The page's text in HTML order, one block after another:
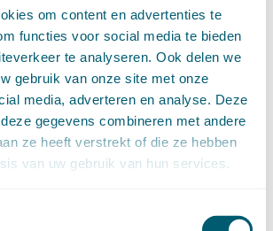
om content en advertenties te
functies voor social media te bieden
te analyseren. Ook delen we
gebruik van onze site met onze
media, adverteren en analyse. Deze
gegevens combineren met andere
ze heeft verstrekt of die ze hebben
van uw gebruik van hun services.
4:13
4:14
4:15
bij niet tijdig beslissen
4:20)